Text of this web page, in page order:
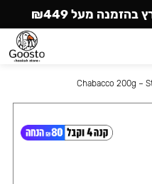
Chabacco 200g –
בהזמנה מעל ₪449